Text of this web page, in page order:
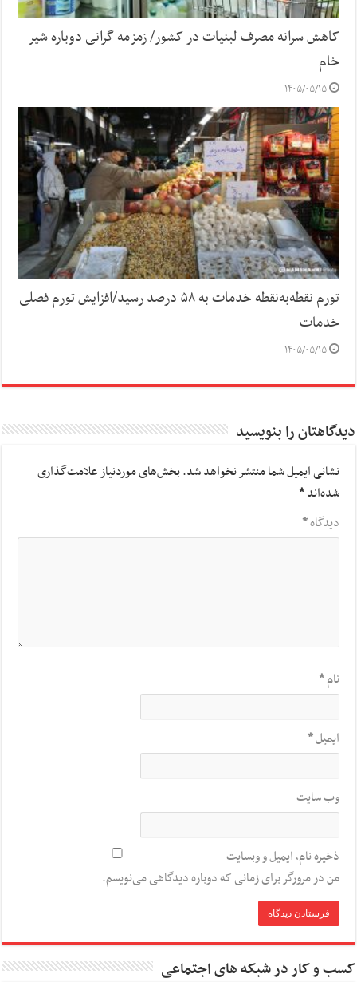
کاهش سرانه مصرف لبنیات در کشور/ زمزمه گرانی دوباره شیر
خام
۱۴۰۵/۰۵/۱۵
تورم نقطه‌به‌نقطه خدمات به ۵۸ درصد رسید/افزایش تورم فصلی
خدمات
۱۴۰۵/۰۵/۱۵
دیدگاهتان را بنویسید
نشانی ایمیل شما منتشر نخواهد شد.بخش‌های موردنیاز علامت‌گذاری
شده‌اند*
دیدگاه*
نام*
ایمیل*
وب‌ سایت
ذخیره نام، ایمیل و وبسایت
من در مرورگر برای زمانی که دوباره دیدگاهی می‌نویسم.
کسب و کار در شبکه های اجتماعی